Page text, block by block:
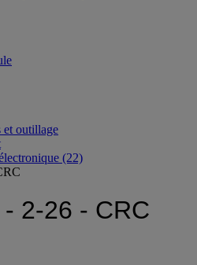
et outillage
(22)
2-26 - CRC